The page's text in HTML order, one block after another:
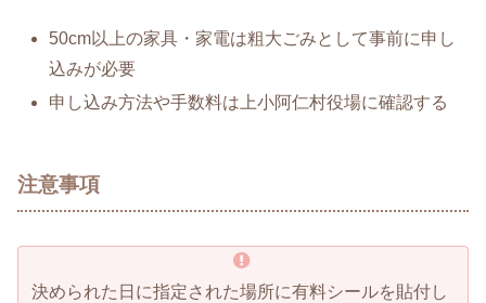
50cm以上の家具・家電は粗大ごみとして事前に申し
込みが必要
申し込み方法や手数料は上小阿仁村役場に確認する
注意事項
決められた日に指定された場所に有料シールを貼付し